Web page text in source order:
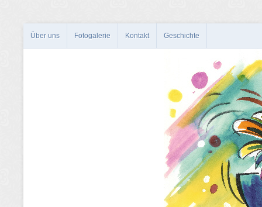
Über uns Fotogalerie Kontakt Geschichte